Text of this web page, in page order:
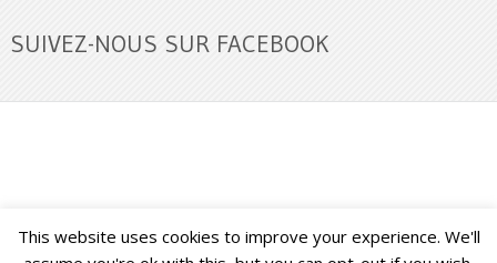
SUIVEZ-NOUS SUR FACEBOOK
This website uses cookies to improve your experience. We'll